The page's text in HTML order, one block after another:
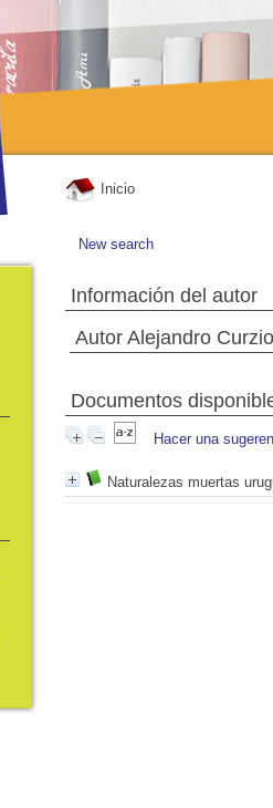
Inicio
New search
Información del autor
Autor Alejandro Curzio
Documentos
Hacer una
Naturalezas muertas